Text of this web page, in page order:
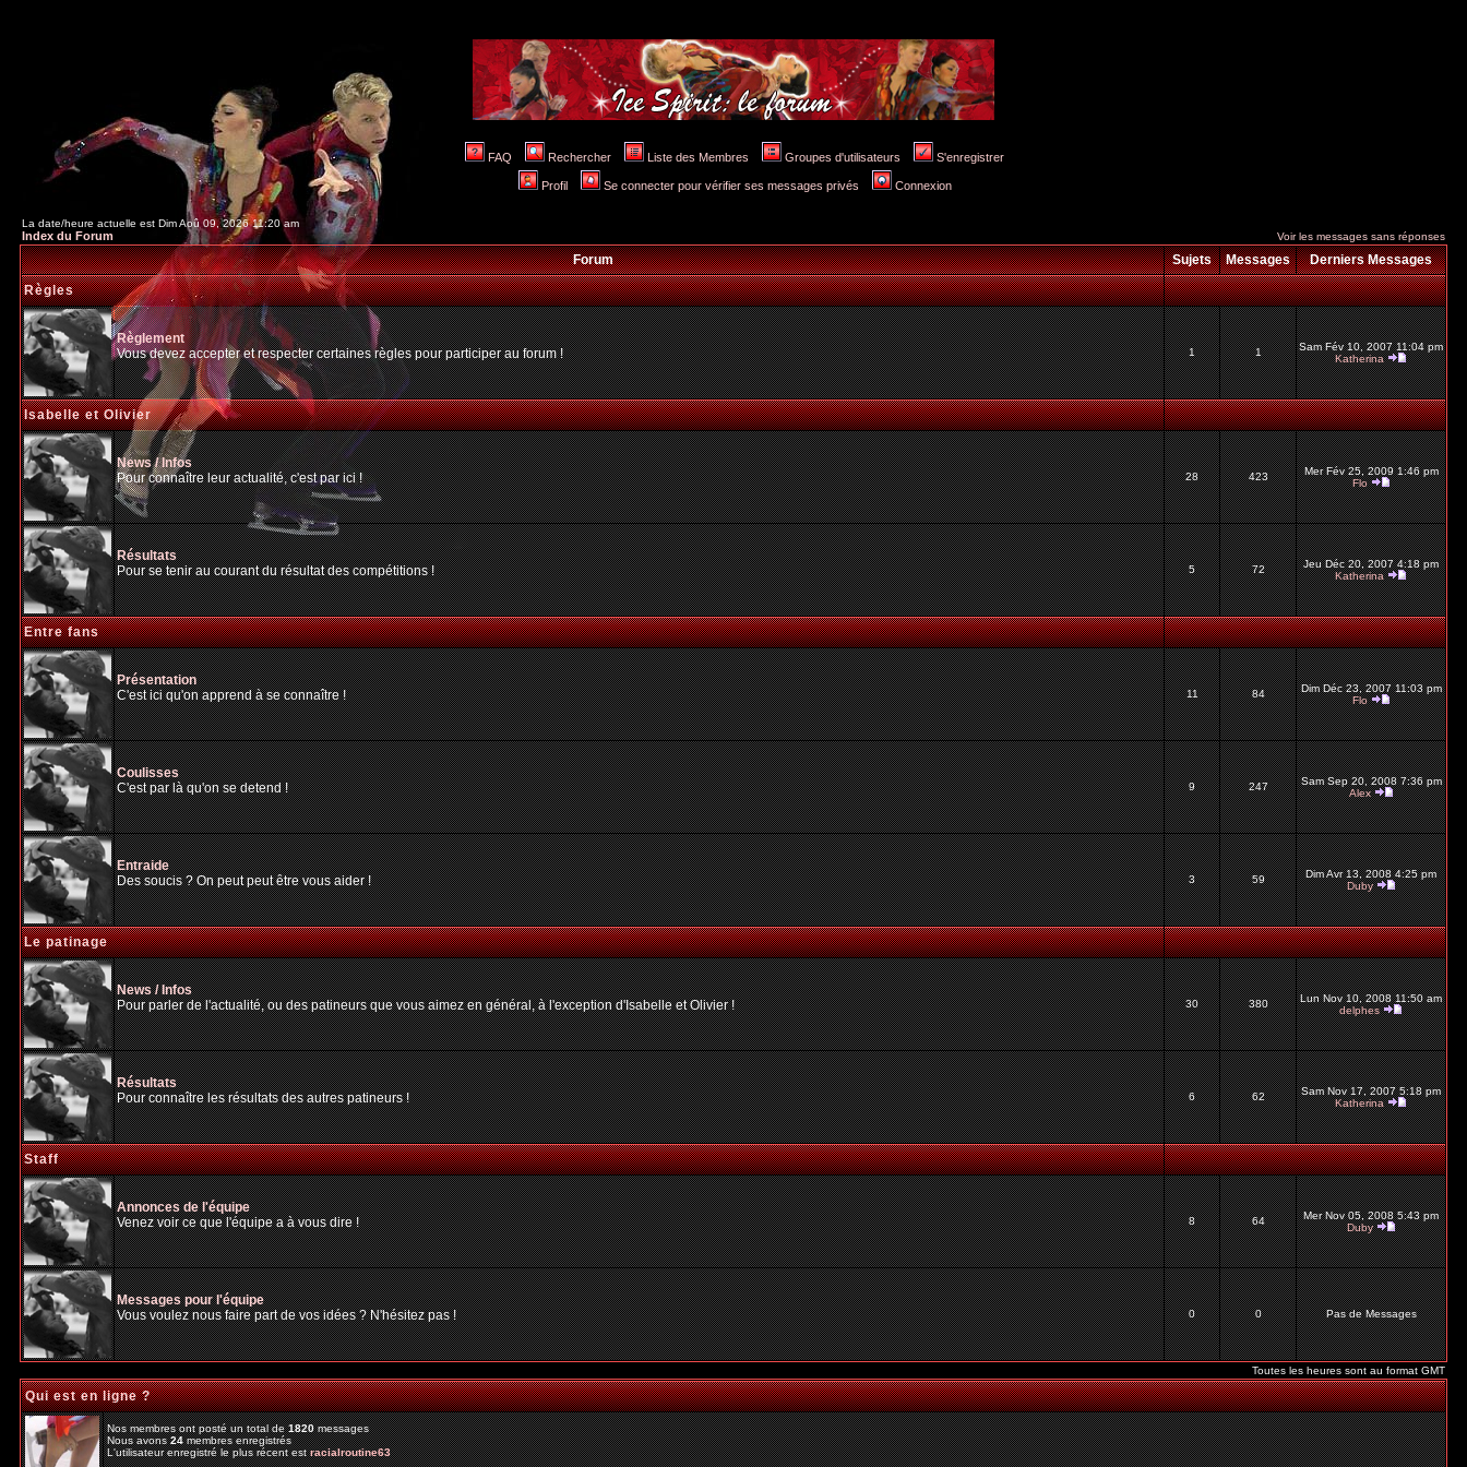
FAQ Rechercher Liste des Membres Groupes d'utilisateurs S'enregistrer
Profil Se connecter pour vérifier ses messages privés Connexion
La date/heure actuelle est Dim Aoû 09, 2026 11:20 am
Index du Forum Voir les messages sans réponses
Forum Sujets Messages
Derniers Messages
Règles
Règlement
Vous devez accepter et respecter certaines règles pour participer au forum !
1 1
Sam Fév 10, 2007 11:04 pm
Katherina
Isabelle et Olivier
News / Infos
Pour connaître leur actualité, c'est par ici !
28 423
Mer Fév 25, 2009 1:46 pm
Flo
Résultats
Pour se tenir au courant du résultat des compétitions !
5 72
Jeu Déc 20, 2007 4:18 pm
Katherina
Entre fans
Présentation
C'est ici qu'on apprend à se connaître !
11 84
Dim Déc 23, 2007 11:03 pm
Flo
Coulisses
C'est par là qu'on se detend !
9 247
Sam Sep 20, 2008 7:36 pm
Alex
Entraide
Des soucis ? On peut peut être vous aider !
3 59
Dim Avr 13, 2008 4:25 pm
Duby
Le patinage
News / Infos
Pour parler de l'actualité, ou des patineurs que vous aimez en général, à l'exception d'Isabelle et Olivier !
30 380
Lun Nov 10, 2008 11:50 am
delphes
Résultats
Pour connaître les résultats des autres patineurs !
6 62
Sam Nov 17, 2007 5:18 pm
Katherina
Staff
Annonces de l'équipe
Venez voir ce que l'équipe a à vous dire !
8 64
Mer Nov 05, 2008 5:43 pm
Duby
Messages pour l'équipe
Vous voulez nous faire part de vos idées ? N'hésitez pas !
0 0 Pas de Messages
Toutes les heures sont au format GMT
Qui est en ligne ?
Nos membres ont posté un total de1820messages
Nous avons24membres enregistrés
L'utilisateur enregistré le plus récent estracialroutine63